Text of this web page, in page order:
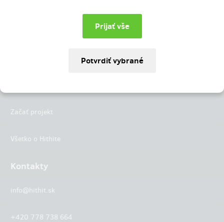
Začať projekt
Všetko o Hithite
Kontakty
info@hithit.sk
+420 778 738 664